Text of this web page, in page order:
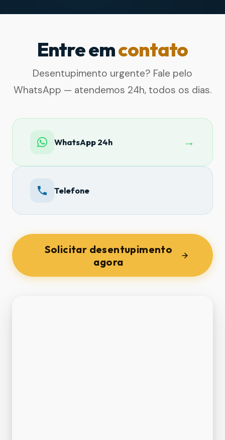
Entre emcontato
Desentupimento urgente? Fale pelo
WhatsApp — atendemos 24h, todos os dias.
WhatsApp 24h →
Telefone
Solicitar desentupimento
agora